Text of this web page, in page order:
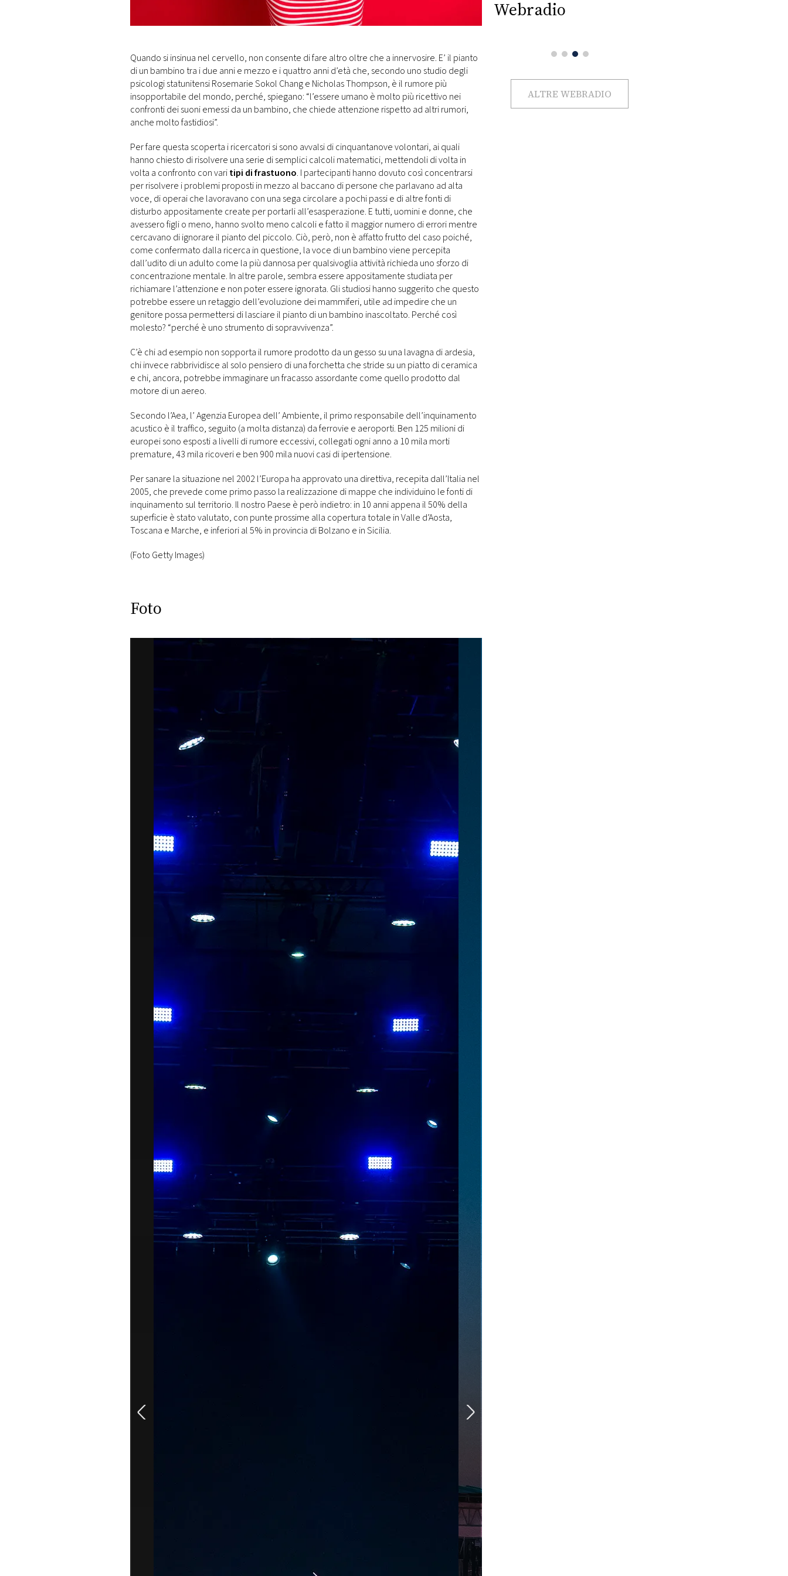
RMC
CONSIGLIA
Quando si insinua nel cervello, non consente di fare altro oltre che a innervosire. E’ il pianto
di un bambino tra i due anni e mezzo e i quattro anni d’età che, secondo uno studio degli
psicologi statunitensi Rosemarie Sokol Chang e Nicholas Thompson, è il rumore più
insopportabile del mondo, perché, spiegano: “l’essere umano è molto più ricettivo nei
confronti dei suoni emessi da un bambino, che chiede attenzione rispetto ad altri rumori,
anche molto fastidiosi”.
Per fare questa scoperta i ricercatori si sono avvalsi di cinquantanove volontari, ai quali
hanno chiesto di risolvere una serie di semplici calcoli matematici, mettendoli di volta in
volta a confronto con varitipi di frastuono. I partecipanti hanno dovuto così concentrarsi
per risolvere i problemi proposti in mezzo al baccano di persone che parlavano ad alta
voce, di operai che lavoravano con una sega circolare a pochi passi e di altre fonti di
disturbo appositamente create per portarli all’esasperazione. E tutti, uomini e donne, che
avessero figli o meno, hanno svolto meno calcoli e fatto il maggior numero di errori mentre
cercavano di ignorare il pianto del piccolo. Ciò, però, non è affatto frutto del caso poiché,
come confermato dalla ricerca in questione, la voce di un bambino viene percepita
dall’udito di un adulto come la più dannosa per qualsivoglia attività richieda uno sforzo di
concentrazione mentale. In altre parole, sembra essere appositamente studiata per
richiamare l’attenzione e non poter essere ignorata. Gli studiosi hanno suggerito che questo
potrebbe essere un retaggio dell’evoluzione dei mammiferi, utile ad impedire che un
genitore possa permettersi di lasciare il pianto di un bambino inascoltato. Perché così
molesto? “perché è uno strumento di sopravvivenza”.
C’è chi ad esempio non sopporta il rumore prodotto da un gesso su una lavagna di ardesia,
chi invece rabbrividisce al solo pensiero di una forchetta che stride su un piatto di ceramica
e chi, ancora, potrebbe immaginare un fracasso assordante come quello prodotto dal
motore di un aereo.
Secondo l’Aea, l’ Agenzia Europea dell’ Ambiente, il primo responsabile dell’inquinamento
acustico è il traffico, seguito (a molta distanza) da ferrovie e aeroporti. Ben 125 milioni di
europei sono esposti a livelli di rumore eccessivi, collegati ogni anno a 10 mila morti
premature, 43 mila ricoveri e ben 900 mila nuovi casi di ipertensione.
Per sanare la situazione nel 2002 l’Europa ha approvato una direttiva, recepita dall’Italia nel
2005, che prevede come primo passo la realizzazione di mappe che individuino le fonti di
inquinamento sul territorio. Il nostro Paese è però indietro: in 10 anni appena il 50% della
superficie è stato valutato, con punte prossime alla copertura totale in Valle d’Aosta,
Toscana e Marche, e inferiori al 5% in provincia di Bolzano e in Sicilia.
(Foto Getty Images)
Foto
Webradio
ALTRE WEBRADIO